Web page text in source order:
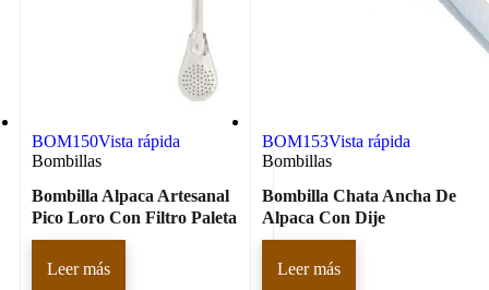
BOM150Vista rápida
Bombillas
Bombilla Alpaca Artesanal
Pico Loro Con Filtro Paleta
Leer más
BOM153Vista rápida
Bombillas
Bombilla Chata Ancha De
Alpaca Con Dije
Leer más